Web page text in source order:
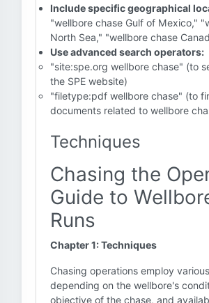
Include specific geographical
"wellbore chase Gulf of Mexico,"
North Sea," "wellbore chase
Use advanced search operators:
"site:spe.org wellbore chase" (to
the SPE website)
"filetype:pdf wellbore chase" (to
documents related to wellbore
Techniques
Chasing the
Guide to
Runs
Chapter 1: Techniques
Chasing operations employ
depending on the wellbore's
objective of the chase, and